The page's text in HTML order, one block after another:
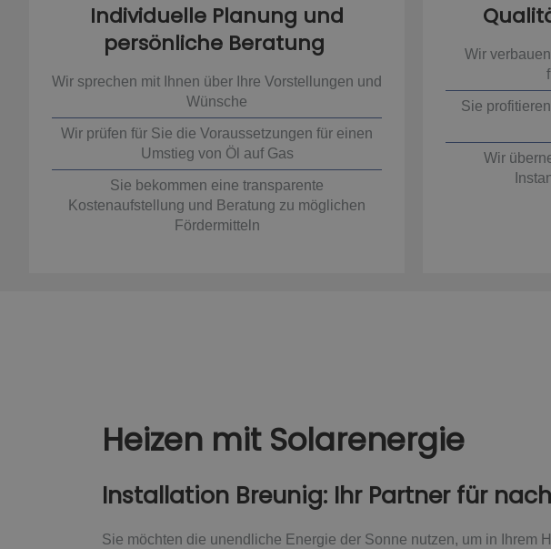
Individuelle Planung und
persönliche Beratung
Wir sprechen mit Ihnen über Ihre Vorstellungen und
Wünsche
Wir prüfen für Sie die Voraussetzungen für einen
Umstieg von Öl auf Gas
Sie bekommen eine transparente
Kostenaufstellung und Beratung zu möglichen
Fördermitteln
Wir
Sie
Wir
Heizen mit Solarenergie
Installation Breunig: Ihr Partner für
Sie möchten die unendliche Energie der Sonne nutzen, um in Ihrem